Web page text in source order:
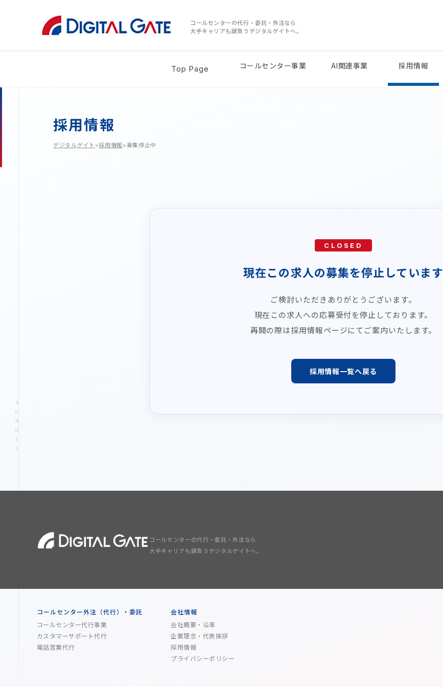
コールセンターの代行・委託・外注なら
大手キャリアも請負うデジタルゲイトへ。
Top Page コールセンター事業 AI関連事業 採用情報
採用情報
デジタルゲイト >採用情報 >募集停止中
CLOSED
現在この求人の募集を停止しています
ご検討いただきありがとうございます。
現在この求人への応募受付を停止しております。
再開の際は採用情報ページにてご案内いたします。
採用情報一覧へ戻る
コールセンターの代行・委託・外注なら
大手キャリアも請負うデジタルゲイトへ。
コールセンター外注（代行）・委託
コールセンター代行事業
カスタマーサポート代行
電話営業代行
会社情報
会社概要・沿革
企業理念・代表挨拶
採用情報
プライバシーポリシー